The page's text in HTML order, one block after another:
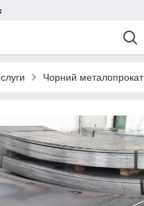
Чорний металопрокат